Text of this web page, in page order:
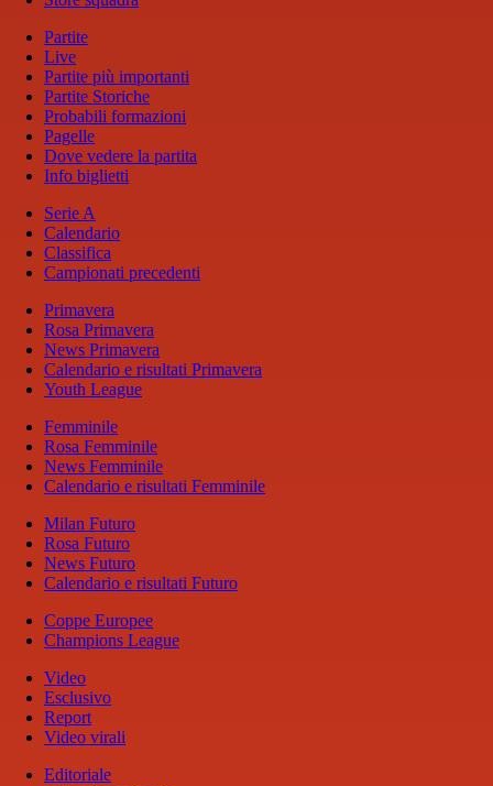
Partite
Live
Partite più importanti
Partite Storiche
Probabili formazioni
Pagelle
Dove vedere la partita
Info biglietti
Serie A
Calendario
Classifica
Campionati precedenti
Primavera
Rosa Primavera
News Primavera
Calendario e risultati Primavera
Youth League
Femminile
Rosa Femminile
News Femminile
Calendario e risultati Femminile
Milan Futuro
Rosa Futuro
News Futuro
Calendario e risultati Futuro
Coppe Europee
Champions League
Video
Esclusivo
Report
Video virali
Editoriale